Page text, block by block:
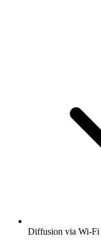
Diffusion via Wi-Fi